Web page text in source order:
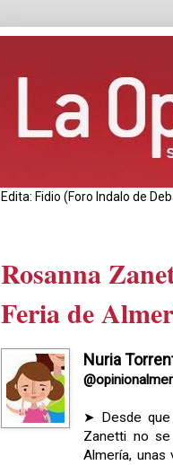
Edita: Fidio (Foro Indalo de
Rosanna
Feria de
Nuria
➤ Desde que
Zanetti no
Almería,